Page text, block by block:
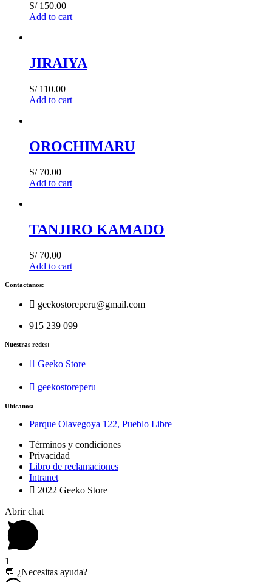
S/150.00
Add to cart
JIRAIYA
S/110.00
Add to cart
OROCHIMARU
S/70.00
Add to cart
TANJIRO KAMADO
S/70.00
Add to cart
Contactanos:
geekostoreperu@gmail.com
915 239 099
Nuestras redes:
Geeko Store
geekostoreperu
Ubicanos:
Parque Olavegoya 122, Pueblo Libre
Términos y condiciones
Privacidad
Libro de reclamaciones
Intranet
2022 Geeko Store
Abrir chat
1
💬 ¿Necesitas ayuda?